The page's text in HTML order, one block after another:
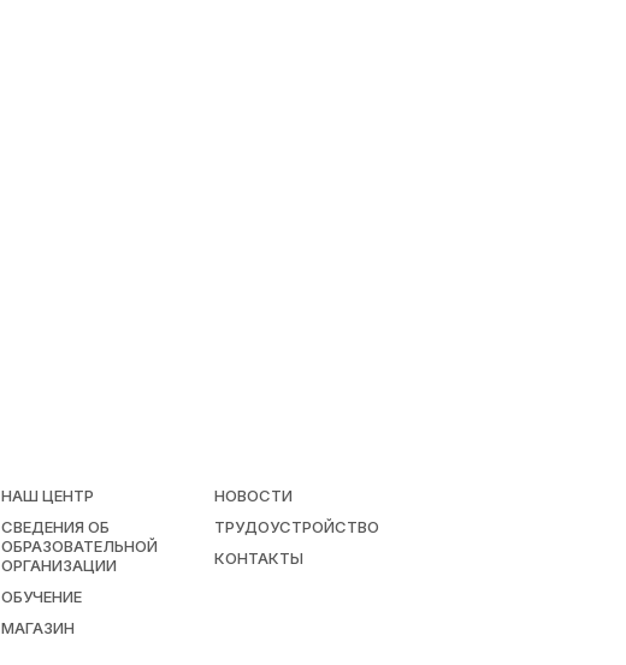
НАШ ЦЕНТР
СВЕДЕНИЯ ОБ
ОБРАЗОВАТЕЛЬНОЙ
ОРГАНИЗАЦИИ
ОБУЧЕНИЕ
МАГАЗИН
НОВОСТИ
ТРУДОУСТРОЙСТВО
КОНТАКТЫ